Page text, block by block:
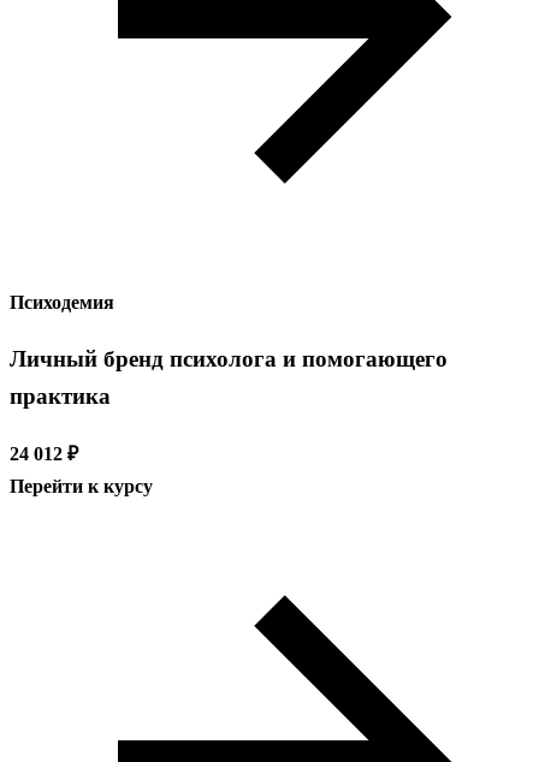
Психодемия
Личный бренд психолога и помогающего
практика
24 012 ₽
Перейти к курсу